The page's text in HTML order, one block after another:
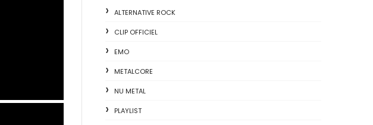
ALTERNATIVE ROCK
CLIP OFFICIEL
EMO
METALCORE
NU METAL
PLAYLIST